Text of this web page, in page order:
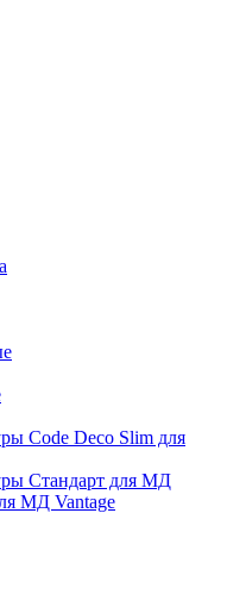
Code Deco Slim для
Стандарт для МД
МД Vantage